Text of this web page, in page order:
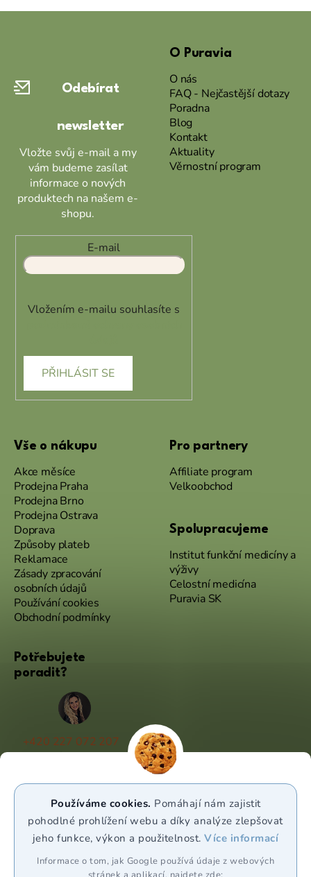
Používáme cookies. Pomáhají nám zajistit
pohodlné prohlížení webu a díky analýze zlepšovat
jeho funkce, výkon a použitelnost.Více informací
Informace o tom, jak Google používá údaje z webových
Odebírat
newsletter
Vložte svůj e-mail a my
vám budeme zasílat
informace o nových
produktech na našem e-
shopu.
E-mail
Vložením e-mailu souhlasíte s
PŘIHLÁSIT SE
O Puravia
O nás
FAQ - Nejčastější dotazy
Poradna
Blog
Kontakt
Aktuality
Věrnostní program
Vše o nákupu
Akce měsíce
Prodejna Praha
Prodejna Brno
Prodejna Ostrava
Doprava
Způsoby plateb
Reklamace
Zásady zpracování
osobních údajů
Používání cookies
Obchodní podmínky
Pro partnery
Affiliate program
Velkoobchod
Spolupracujeme
Institut funkční medicíny a
výživy
Celostní medicína
Puravia SK
Potřebujete
poradit?
+420 227 072 207
(Po - Pá 9:00 - 17:00)
WhatsApp